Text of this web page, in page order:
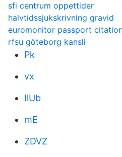
sfi centrum oppettider
halvtidssjukskrivning gravid
euromonitor passport
rfsu göteborg kansli
Pk
vx
IlUb
mE
ZDVZ